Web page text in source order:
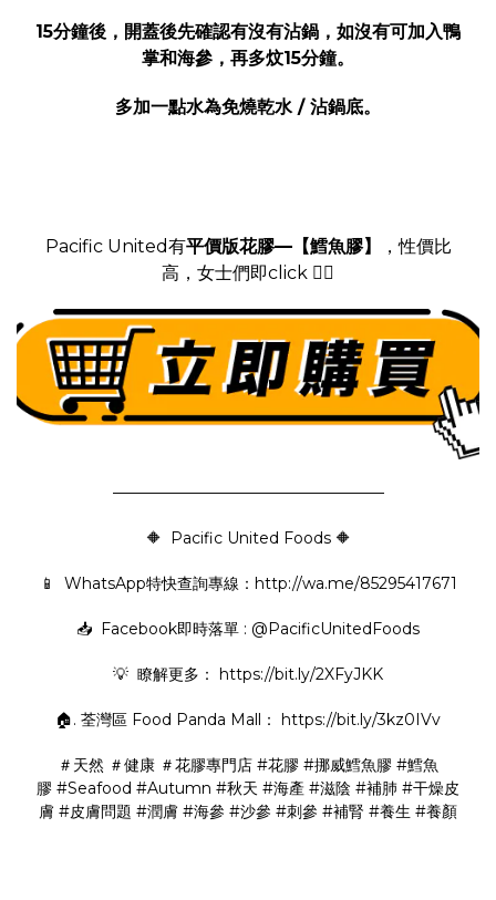
15分鐘後，開蓋後先確認有沒有沾鍋，如沒有可加入鴨
掌和海參，再多炆15分鐘。
多加一點水為免燒乾水 / 沾鍋底。
Pacific United有平價版花膠—【鱈魚膠】
，性價比
高，女士們即click 👇🏻
—————————————————–
🔶 Pacific United Foods 🔶
📱 WhatsApp特快查詢專線： http://wa.me/85295417671
📥 Facebook即時落單 : @PacificUnitedFoods
💡 瞭解更多： https://bit.ly/2XFyJKK
🏠. 荃灣區 Food Panda Mall： https://bit.ly/3kz0IVv
＃天然 ＃健康 ＃花膠專門店 #花膠 #挪威鱈魚膠 #鱈魚
膠 #Seafood #Autumn #秋天 #海產 #滋陰 #補肺 #干燥皮
膚 #皮膚問題 #潤膚 #海參 #沙參 #刺參 #補腎 #養生 #養顏